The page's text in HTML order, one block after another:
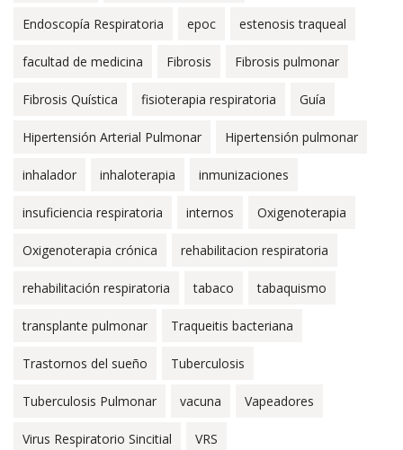
Endoscopía Respiratoria epoc estenosis traqueal
facultad de medicina Fibrosis Fibrosis pulmonar
Fibrosis Quística fisioterapia respiratoria Guía
Hipertensión Arterial Pulmonar Hipertensión pulmonar
inhalador inhaloterapia inmunizaciones
insuficiencia respiratoria internos Oxigenoterapia
Oxigenoterapia crónica rehabilitacion respiratoria
rehabilitación respiratoria tabaco tabaquismo
transplante pulmonar Traqueitis bacteriana
Trastornos del sueño Tuberculosis
Tuberculosis Pulmonar vacuna Vapeadores
Virus Respiratorio Sincitial VRS